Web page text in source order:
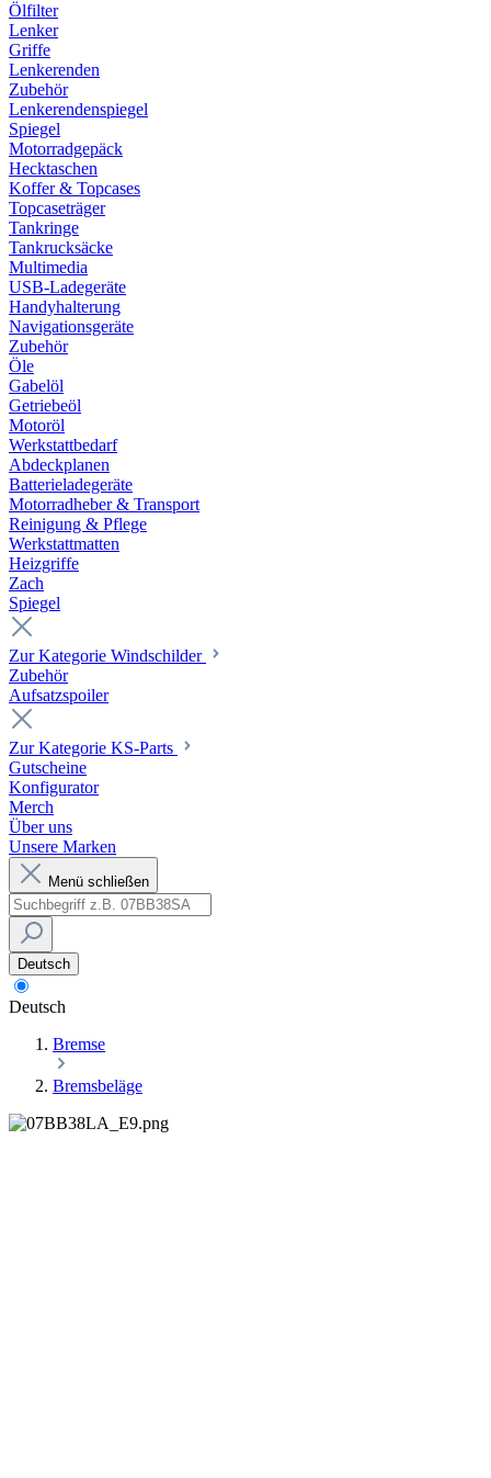
Ölfilter
Lenker
Griffe
Lenkerenden
Zubehör
Lenkerendenspiegel
Spiegel
Motorradgepäck
Hecktaschen
Koffer & Topcases
Topcaseträger
Tankringe
Tankrucksäcke
Multimedia
USB-Ladegeräte
Handyhalterung
Navigationsgeräte
Zubehör
Öle
Gabelöl
Getriebeöl
Motoröl
Werkstattbedarf
Abdeckplanen
Batterieladegeräte
Motorradheber & Transport
Reinigung & Pflege
Werkstattmatten
Heizgriffe
Zach
Spiegel
Zur Kategorie Windschilder
Zubehör
Aufsatzspoiler
Zur Kategorie KS-Parts
Gutscheine
Konfigurator
Merch
Über uns
Unsere Marken
Menü schließen
Deutsch
Deutsch
Bremse
Bremsbeläge